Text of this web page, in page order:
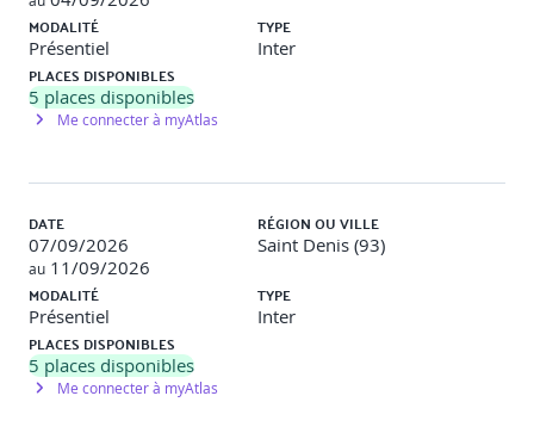
· Modification des familles "Poutres" et "Poteaux
Porteurs"
Création, Modification et Paramétrage de Vues de
détails type Structurel
· Référencement d'un détail avec les repères
Aide à la conception
· Les plages de vues dans la Structure
· Chargement des familles Structures
· Création des quadrillages de références
MODALITÉ
Présentiel
TYPE
Inter
PLACES DISPONIBLES
5 places disponibles
Me connecter à myAtlas
DATE
07/09/2026
au 11/09/2026
RÉGION OU VILLE
Saint Denis (93)
MODALITÉ
Présentiel
TYPE
Inter
PLACES DISPONIBLES
5 places disponibles
Me connecter à myAtlas